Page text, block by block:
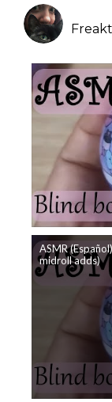
ASMR
midroll adds)